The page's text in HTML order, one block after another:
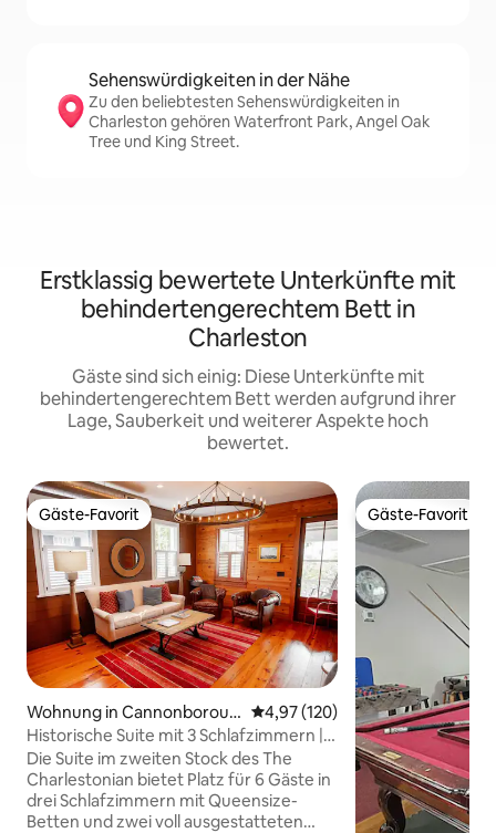
Sehenswürdigkeiten in der Nähe
Zu den beliebtesten Sehenswürdigkeiten in
Charleston gehören Waterfront Park, Angel Oak
Tree und King Street.
Erstklassig bewertete Unterkünfte mit
behindertengerechtem Bett in
Charleston
Gäste sind sich einig: Diese Unterkünfte mit
behindertengerechtem Bett werden aufgrund ihrer
Lage, Sauberkeit und weiterer Aspekte hoch
bewertet.
Gäste-Favorit
Gäste-Favorit
Wohnung in Cannonboroug
h/ Elliottborough
Durchschnittliche Bewertung:
4,97 (120)
Historische Suite mit 3 Schlafzimmern |
2 Badezimmer | Schlafplätze für 6
Die Suite im zweiten Stock des The
Charlestonian bietet Platz für 6 Gäste in
drei Schlafzimmern mit Queensize-
Betten und zwei voll ausgestatteten
Gäste-Favorit
Gäste-Favorit